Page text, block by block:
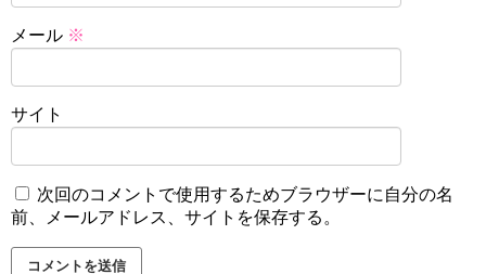
メール ※
サイト
次回のコメントで使用するためブラウザーに自分の名
前、メールアドレス、サイトを保存する。